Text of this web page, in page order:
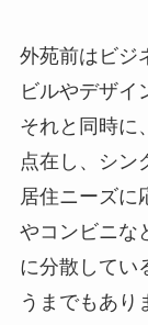
外苑前はビジ
ビルやデザイ
それと同時に
点在し、シン
居住ニーズに
やコンビニな
に分散してい
うまでもあり